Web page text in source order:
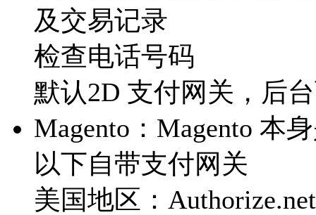
及交易记录
检查电话号码
默认2D 支付网关，后
Magento：Magento 本
以下自带支付网关
美国地区：